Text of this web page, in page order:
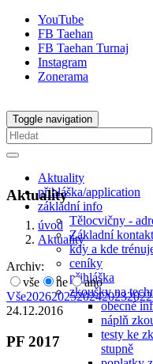
YouTube
FB Taehan
FB Taehan Turnaj
Instagram
Zonerama
Toggle navigation
Aktuality
přihláška/application
základní info
Tělocvičny -
Základní
kdy a kde
ceníky
přihláška
zkoušky na
obecné
náplň
testy ke
stupně
Aktuality
úvod
Aktuality
Archiv:
vše
ne
ano
Vše20262025202420232022
24.12.2016
PF 2017